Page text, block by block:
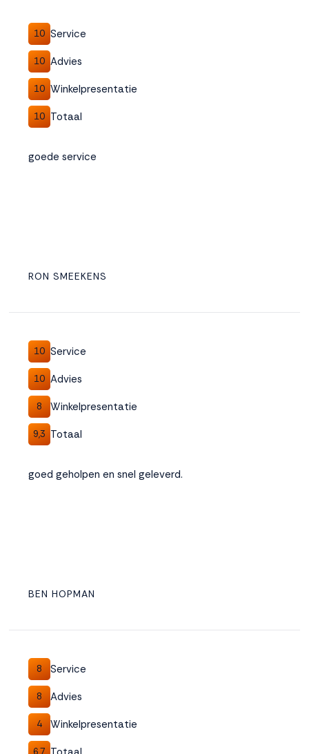
10 Service
10 Advies
10 Winkelpresentatie
10 Totaal
goede service
RON SMEEKENS
10 Service
10 Advies
8 Winkelpresentatie
9,3 Totaal
goed geholpen en snel geleverd.
BEN HOPMAN
8 Service
8 Advies
4 Winkelpresentatie
6,7